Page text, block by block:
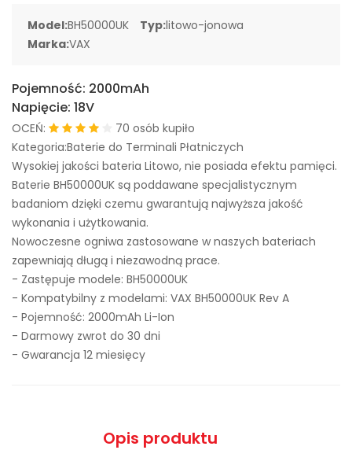
Model:BH50000UK Typ:litowo-jonowa
Marka:VAX
Pojemność: 2000mAh
Napięcie: 18V
OCEŃ:
70 osób kupiło
Kategoria:Baterie do Terminali Płatniczych
Wysokiej jakości bateria Litowo, nie posiada efektu pamięci.
Baterie BH50000UK są poddawane specjalistycznym
badaniom dzięki czemu gwarantują najwyższa jakość
wykonania i użytkowania.
Nowoczesne ogniwa zastosowane w naszych bateriach
zapewniają długą i niezawodną prace.
- Zastępuje modele: BH50000UK
- Kompatybilny z modelami: VAX BH50000UK Rev A
- Pojemność: 2000mAh Li-Ion
- Darmowy zwrot do 30 dni
- Gwarancja 12 miesięcy
Opis produktu